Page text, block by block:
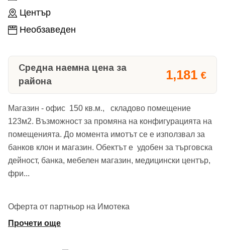
Център
Необзаведен
Средна наемна цена за
района
1,181 €
Магазин - офис 150 кв.м., складово помещение
123м2. Възможност за промяна на конфигурацията на
помещенията. До момента имотът се е използвал за
банков клон и магазин. Обектът е удобен за търговска
дейност, банка, мебелен магазин, медицински център,
фри...
Оферта от партньор на Имотека
Прочети още